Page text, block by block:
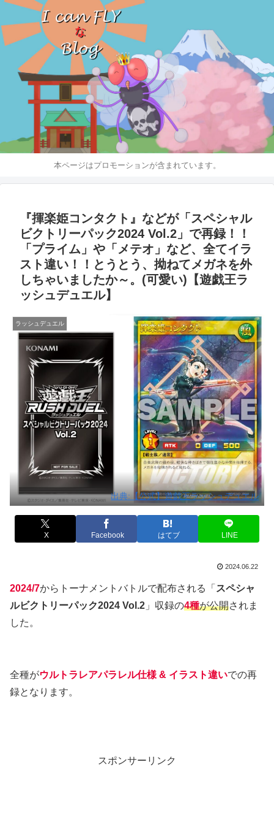
本ページはプロモーションが含まれています。
『揮楽姫コンタクト』などが「スペシャル
ビクトリーパック2024 Vol.2」で再録！！
「プライム」や「メテオ」など、全てイラ
スト違い！！とうとう、拗ねてメガネを外
しちゃいましたか～。(可愛い)【遊戯王ラ
ッシュデュエル】
ラッシュデュエル
出典:【公式】遊戯王ラッシュデュエル
X Facebook はてブ LINE
2024.06.22
2024/7からトーナメントバトルで配布される「 スペシャ
ルビクトリーパック2024 Vol.2 」収録の4種が公開されま
した。
全種がウルトラレアパラレル仕様 & イラスト違いでの再
録となります。
スポンサーリンク